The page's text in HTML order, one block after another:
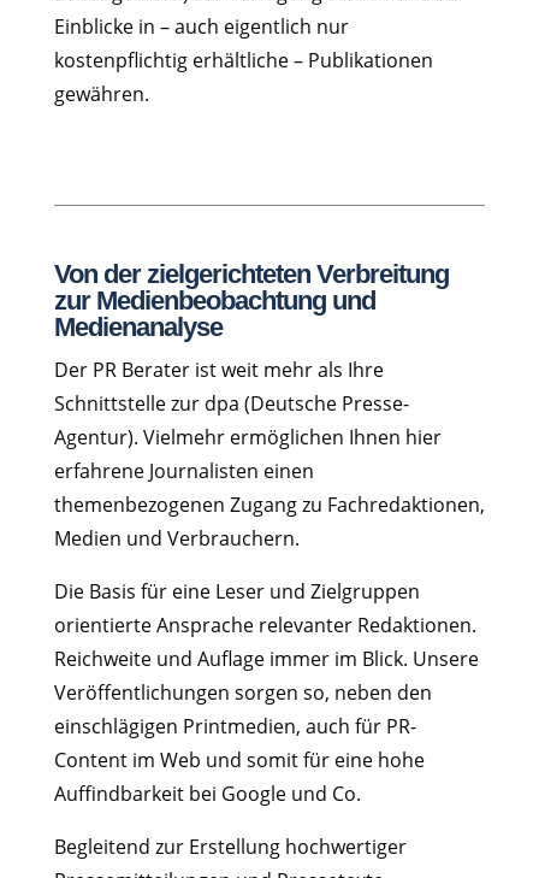
Einblicke in – auch eigentlich nur
kostenpflichtig erhältliche – Publikationen
gewähren.
Von der zielgerichteten Verbreitung
zur Medienbeobachtung und
Medienanalyse
Der PR Berater ist weit mehr als Ihre
Schnittstelle zur dpa (Deutsche Presse-
Agentur). Vielmehr ermöglichen Ihnen hier
erfahrene Journalisten einen
themenbezogenen Zugang zu Fachredaktionen,
Medien und Verbrauchern.
Die Basis für eine Leser und Zielgruppen
orientierte Ansprache relevanter Redaktionen.
Reichweite und Auflage immer im Blick. Unsere
Veröffentlichungen sorgen so, neben den
einschlägigen Printmedien, auch für PR-
Content im Web und somit für eine hohe
Auffindbarkeit bei Google und Co.
Begleitend zur Erstellung hochwertiger